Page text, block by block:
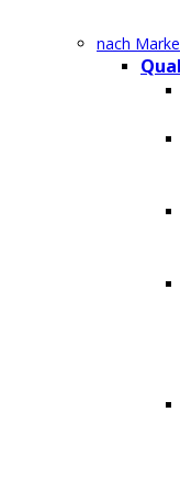
nach Marke